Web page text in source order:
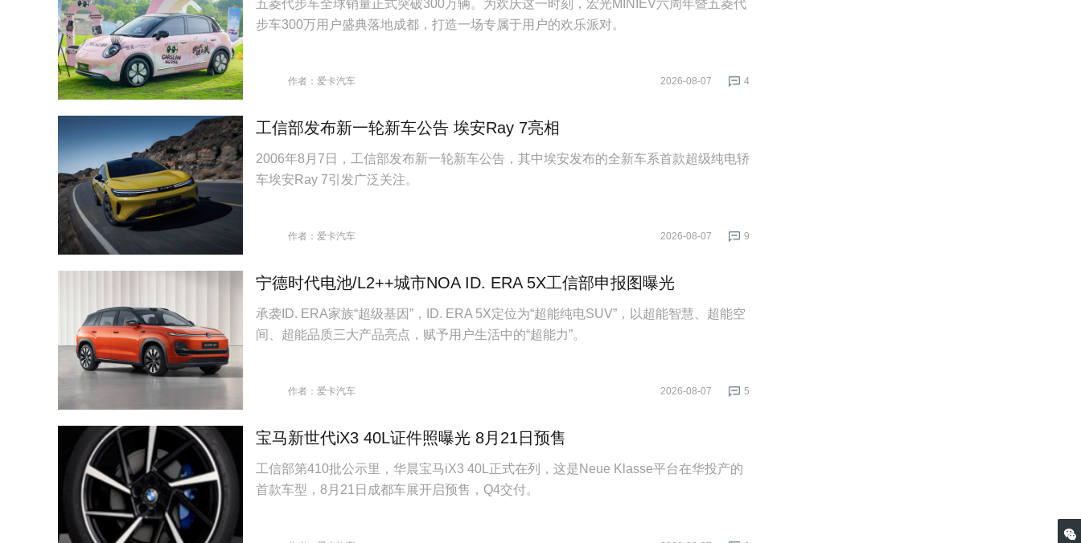
五菱代步车全球销量正式突破300万辆。为欢庆这一时刻，宏光MINIEV六周年暨五菱代
步车300万用户盛典落地成都，打造一场专属于用户的欢乐派对。
作者：爱卡汽车 4
2026-08-07
工信部发布新一轮新车公告 埃安Ray 7亮相
2006年8月7日，工信部发布新一轮新车公告，其中埃安发布的全新车系首款超级纯电轿
车埃安Ray 7引发广泛关注。
作者：爱卡汽车 9
2026-08-07
宁德时代电池/L2++城市NOA ID. ERA 5X工信部申报图曝光
承袭ID. ERA家族“超级基因”，ID. ERA 5X定位为“超能纯电SUV”，以超能智慧、超能空
间、超能品质三大产品亮点，赋予用户生活中的“超能力”。
作者：爱卡汽车 5
2026-08-07
宝马新世代iX3 40L证件照曝光 8月21日预售
工信部第410批公示里，华晨宝马iX3 40L正式在列，这是Neue Klasse平台在华投产的
首款车型，8月21日成都车展开启预售，Q4交付。